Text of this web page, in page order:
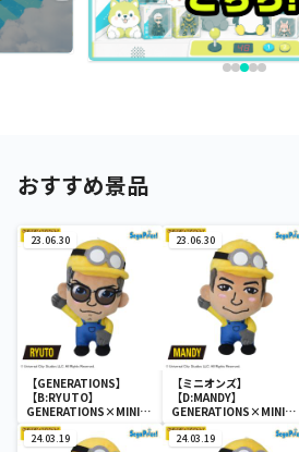
おすすめ景品
23.06.30
【GENERATIONS】
【B:RYUTO】
GENERATIONS×MINIO
N ミニぬいぐるみ～コス
プレデザインVer.1～
23.06.30
【ミニオンズ】
【D:MANDY】
GENERATIONS×MINIO
N ミニぬいぐるみ～コス
プレデザインVer.1～
24.03.19 24.03.19